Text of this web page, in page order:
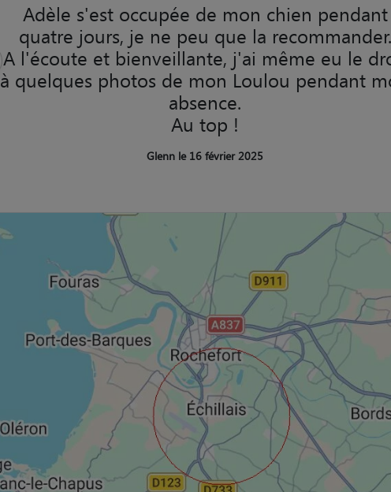
Adèle s'est occupée de mon chien pendant
quatre jours, je ne peu que la recommander.
A l'écoute et bienveillante, j'ai même eu le
à quelques photos de mon Loulou pendant
absence.
Au top !
Glenn le 16 février 2025